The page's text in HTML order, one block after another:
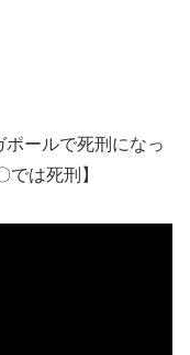
ポールで死刑になっ
は死刑】